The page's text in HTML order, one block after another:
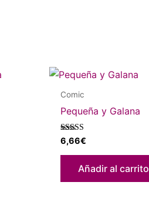
Comic
Pequeña y Galana
Valorado con
5.00
de 5
6,66€
Añadir al carrito